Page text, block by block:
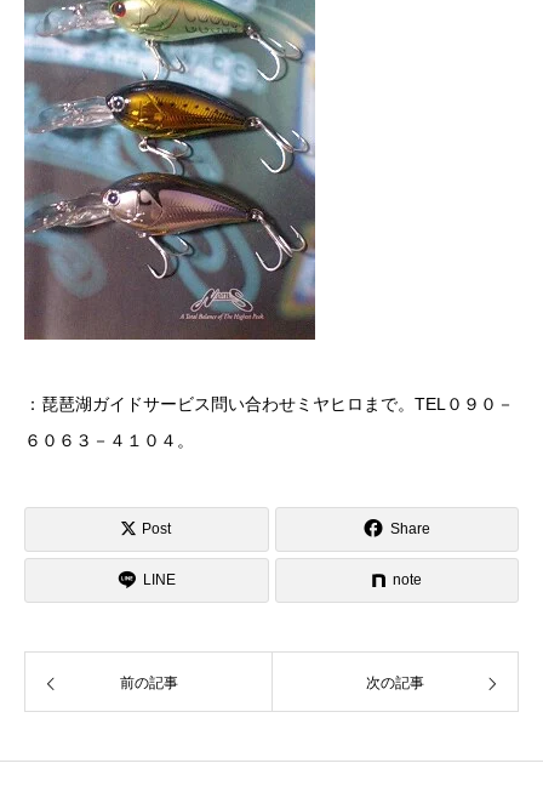
：琵琶湖ガイドサービス問い合わせミヤヒロまで。TEL０９０－
６０６３－４１０４。
Post Share
LINE note
前の記事 次の記事